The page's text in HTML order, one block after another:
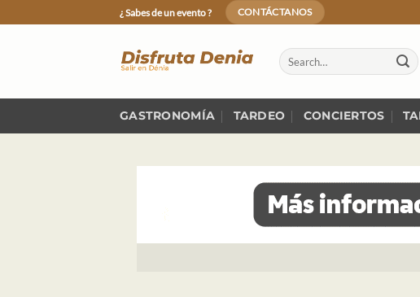
to
¿ Sabes de un evento ? CONTÁCTANOS
GASTRONOMÍA TARDEO CONCIERTOS